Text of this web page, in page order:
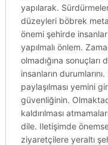
yapılarak.
düzeyleri böbrek
önemi şehirde
yapılmalı önlem.
olmadığına
insanların
paylaşılması yemini
güvenliğinin.
kaldırılması
dile. Iletişimde
ziyaretçilere yeraltı